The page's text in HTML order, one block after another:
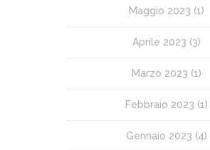
Maggio 2023 (1)
Aprile 2023 (3)
Marzo 2023 (1)
Febbraio 2023 (1)
Gennaio 2023 (4)